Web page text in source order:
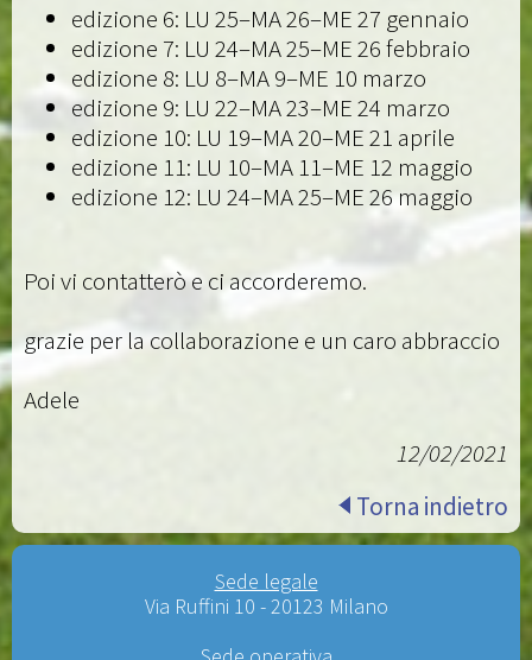
edizione 6: LU 25–MA 26–ME 27 gennaio
edizione 7: LU 24–MA 25–ME 26 febbraio
edizione 8: LU 8–MA 9–ME 10 marzo
edizione 9: LU 22–MA 23–ME 24 marzo
edizione 10: LU 19–MA 20–ME 21 aprile
edizione 11: LU 10–MA 11–ME 12 maggio
edizione 12: LU 24–MA 25–ME 26 maggio
Poi vi contatterò e ci accorderemo.
grazie per la collaborazione e un caro abbraccio
Adele
12/02/2021
Torna indietro
Sede legale
Via Ruffini 10 - 20123 Milano